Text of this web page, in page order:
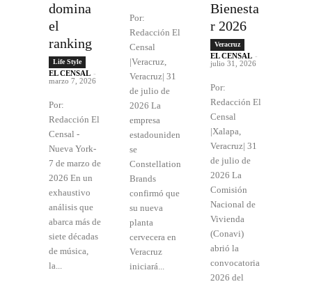
domina
el
ranking
Life Style
EL CENSAL -
marzo 7, 2026
Por:
Redacción El
Censal -
Nueva York-
7 de marzo de
2026 En un
exhaustivo
análisis que
abarca más de
siete décadas
de música,
la...
Por:
Redacción El
Censal
|Veracruz,
Veracruz| 31
de julio de
2026 La
empresa
estadouniden
se
Constellation
Brands
confirmó que
su nueva
planta
cervecera en
Veracruz
iniciará...
Bienesta
r 2026
Veracruz
EL CENSAL -
julio 31, 2026
Por:
Redacción El
Censal
|Xalapa,
Veracruz| 31
de julio de
2026 La
Comisión
Nacional de
Vivienda
(Conavi)
abrió la
convocatoria
2026 del